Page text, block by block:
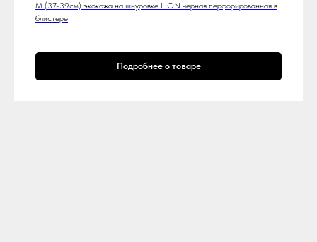
M (37-39см) экокожа на шнуровке LION черная перфорированная в
блистере
Подробнее о товаре